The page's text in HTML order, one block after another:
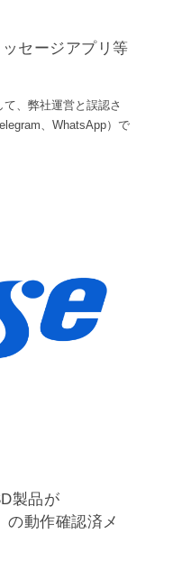
ッセージアプリ等
、弊社運営と誤認さ
、WhatsApp）で
製品が
の動作確認済メ